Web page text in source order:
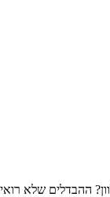
ההבדלים שלא